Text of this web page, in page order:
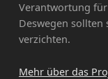
Verantwortung
Deswegen sollten
verzichten.
Mehr über das